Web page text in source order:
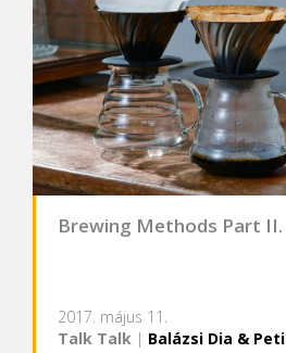
Brewing Methods Part II.
2017. május 11.
Talk Talk | Balázsi Dia & Peti